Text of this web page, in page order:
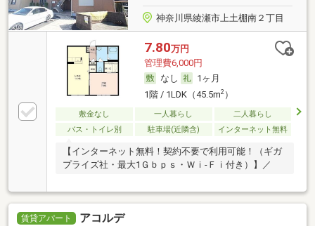
神奈川県綾瀬市上土棚南２丁目
7.80万円
管理費6,000円
なし
1ヶ月
1階 / 1LDK（45.5m2）
敷金なし 一人暮らし
二人暮らし
バス・トイレ別
駐車場(近隣含) インターネット無料
【インターネット無料！契約不要で利用可能！（ギガ
プライズ社・最大1Ｇｂｐｓ・Ｗｉ‐Ｆｉ付き）】／
賃貸アパート アコルデ